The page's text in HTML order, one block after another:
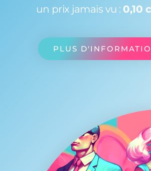
un prix jamais vu : 0,10
PLUS